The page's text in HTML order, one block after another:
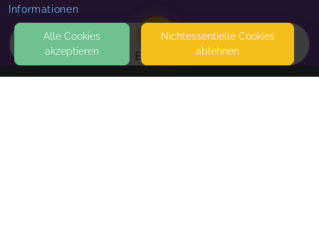
EVENTS
Informationen
Alle Cookies
akzeptieren
Nicht­essentielle Cookies
ablehnen